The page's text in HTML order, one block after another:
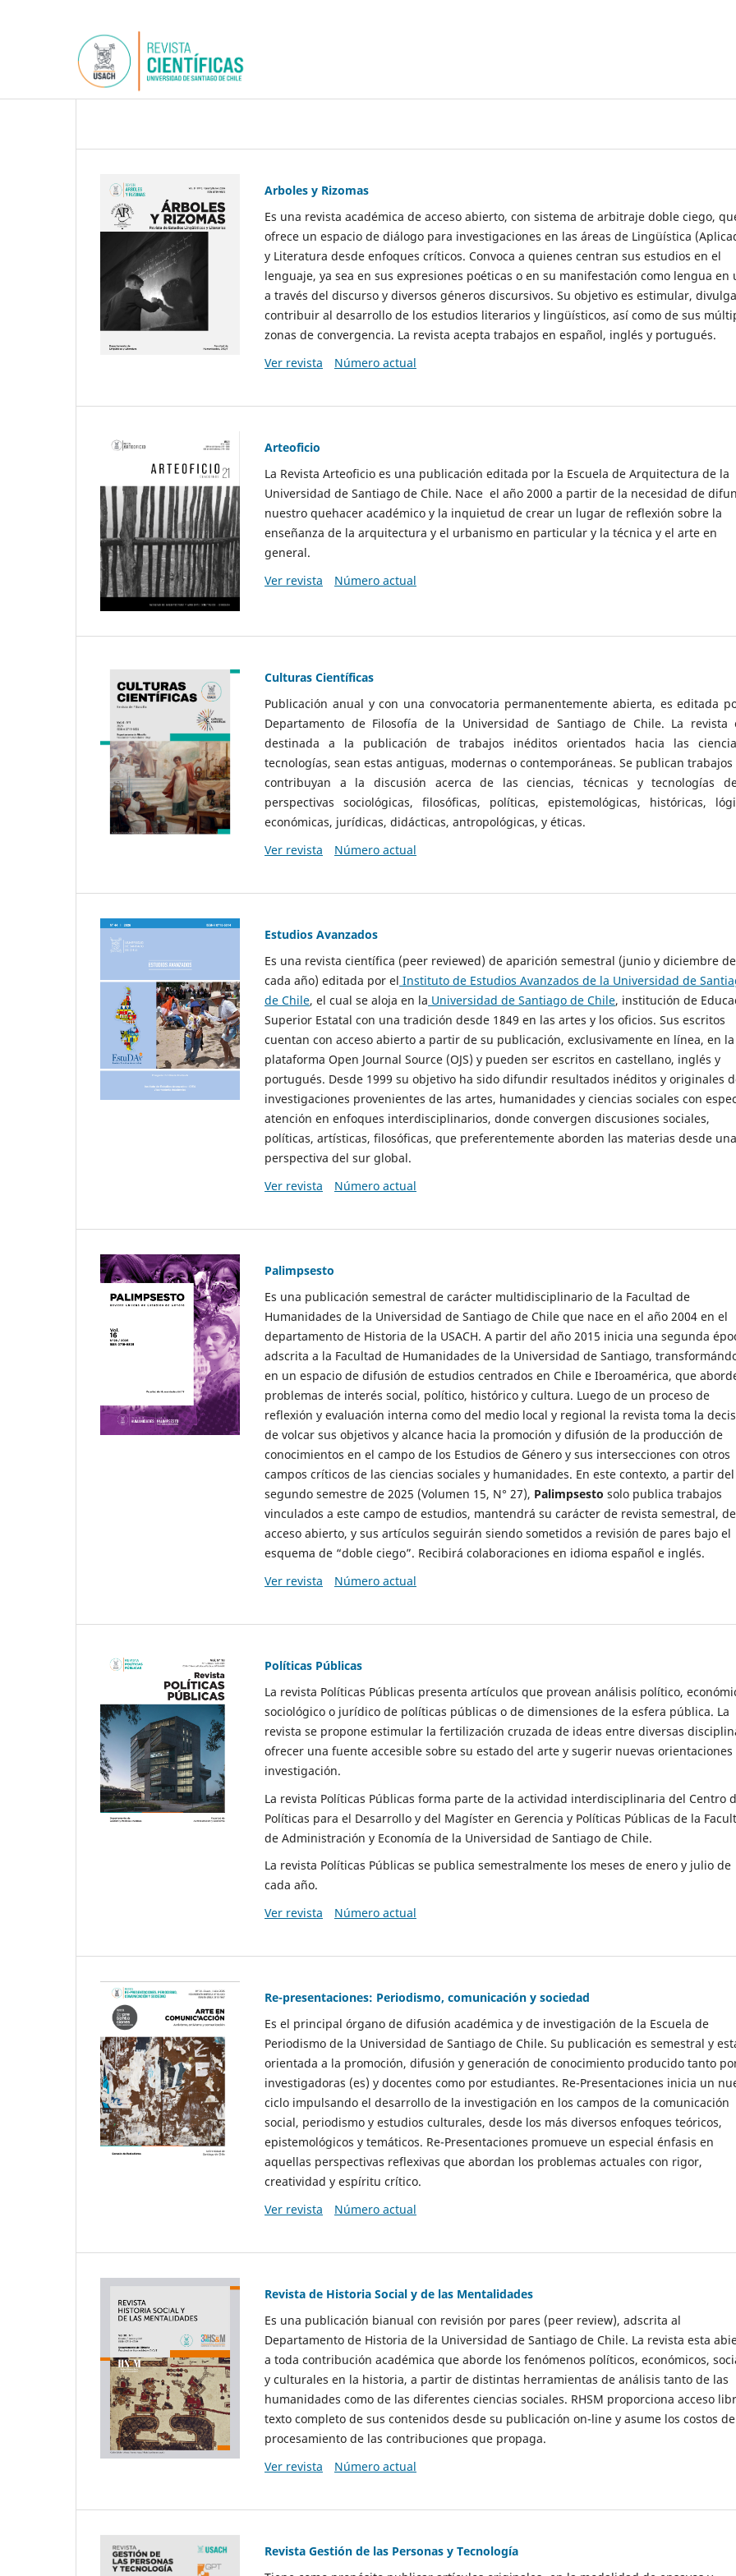
Arboles y Rizomas
Es una revista académica de acceso abierto, con sistema de arbitraje doble ciego,
ofrece un espacio de diálogo para investigaciones en las áreas de Lingüística
y Literatura desde enfoques críticos. Convoca a quienes centran sus estudios en el
lenguaje, ya sea en sus expresiones poéticas o en su manifestación como lengua en
a través del discurso y diversos géneros discursivos. Su objetivo es estimular,
contribuir al desarrollo de los estudios literarios y lingüísticos, así como de sus
zonas de convergencia. La revista acepta trabajos en español, inglés y portugués.
Ver revista
Número actual
Arteoficio
La Revista Arteoficio es una publicación editada por la Escuela de Arquitectura de la
Universidad de Santiago de Chile. Nace el año 2000 a partir de la necesidad de
nuestro quehacer académico y la inquietud de crear un lugar de reflexión sobre la
enseñanza de la arquitectura y el urbanismo en particular y la técnica y el arte en
general.
Ver revista
Número actual
Culturas Científicas
Publicación anual y con una convocatoria permanentemente abierta, es editada
Departamento de Filosofía de la Universidad de Santiago de Chile. La revista
destinada a la publicación de trabajos inéditos orientados hacia las
tecnologías, sean estas antiguas, modernas o contemporáneas. Se publican
contribuyan a la discusión acerca de las ciencias, técnicas y tecnologías
perspectivas sociológicas, filosóficas, políticas, epistemológicas, históricas,
económicas, jurídicas, didácticas, antropológicas, y éticas.
Ver revista
Número actual
Estudios Avanzados
Es una revista científica (peer reviewed) de aparición semestral (junio y diciembre de
cada año) editada por el Instituto de Estudios Avanzados de la Universidad de
de Chile, el cual se aloja en la Universidad de Santiago de Chile, institución de
Superior Estatal con una tradición desde 1849 en las artes y los oficios. Sus escritos
cuentan con acceso abierto a partir de su publicación, exclusivamente en línea, en la
plataforma Open Journal Source (OJS) y pueden ser escritos en castellano, inglés y
portugués. Desde 1999 su objetivo ha sido difundir resultados inéditos y originales
investigaciones provenientes de las artes, humanidades y ciencias sociales con
atención en enfoques interdisciplinarios, donde convergen discusiones sociales,
políticas, artísticas, filosóficas, que preferentemente aborden las materias desde una
perspectiva del sur global.
Ver revista
Número actual
Palimpsesto
Es una publicación semestral de carácter multidisciplinario de la Facultad de
Humanidades de la Universidad de Santiago de Chile que nace en el año 2004 en el
departamento de Historia de la USACH. A partir del año 2015 inicia una segunda
adscrita a la Facultad de Humanidades de la Universidad de Santiago,
en un espacio de difusión de estudios centrados en Chile e Iberoamérica, que
problemas de interés social, político, histórico y cultura. Luego de un proceso de
reflexión y evaluación interna como del medio local y regional la revista toma la
de volcar sus objetivos y alcance hacia la promoción y difusión de la producción de
conocimientos en el campo de los Estudios de Género y sus intersecciones con otros
campos críticos de las ciencias sociales y humanidades. En este contexto, a partir del
segundo semestre de 2025 (Volumen 15, N° 27), Palimpsesto solo publica trabajos
vinculados a este campo de estudios, mantendrá su carácter de revista semestral, de
acceso abierto, y sus artículos seguirán siendo sometidos a revisión de pares bajo el
esquema de “doble ciego”. Recibirá colaboraciones en idioma español e inglés.
Ver revista
Número actual
Políticas Públicas
La revista Políticas Públicas presenta artículos que provean análisis político,
sociológico o jurídico de políticas públicas o de dimensiones de la esfera pública. La
revista se propone estimular la fertilización cruzada de ideas entre diversas
ofrecer una fuente accesible sobre su estado del arte y sugerir nuevas orientaciones
investigación.
La revista Políticas Públicas forma parte de la actividad interdisciplinaria del Centro
Políticas para el Desarrollo y del Magíster en Gerencia y Políticas Públicas de la
de Administración y Economía de la Universidad de Santiago de Chile.
La revista Políticas Públicas se publica semestralmente los meses de enero y julio de
cada año.
Ver revista
Número actual
Re-presentaciones: Periodismo, comunicación y sociedad
Es el principal órgano de difusión académica y de investigación de la Escuela de
Periodismo de la Universidad de Santiago de Chile. Su publicación es semestral y
orientada a la promoción, difusión y generación de conocimiento producido tanto
investigadoras (es) y docentes como por estudiantes. Re-Presentaciones inicia un
ciclo impulsando el desarrollo de la investigación en los campos de la comunicación
social, periodismo y estudios culturales, desde los más diversos enfoques teóricos,
epistemológicos y temáticos. Re-Presentaciones promueve un especial énfasis en
aquellas perspectivas reflexivas que abordan los problemas actuales con rigor,
creatividad y espíritu crítico.
Ver revista
Número actual
Revista de Historia Social y de las Mentalidades
Es una publicación bianual con revisión por pares (peer review), adscrita al
Departamento de Historia de la Universidad de Santiago de Chile. La revista esta
a toda contribución académica que aborde los fenómenos políticos, económicos,
y culturales en la historia, a partir de distintas herramientas de análisis tanto de las
humanidades como de las diferentes ciencias sociales. RHSM proporciona acceso
texto completo de sus contenidos desde su publicación on-line y asume los costos de
procesamiento de las contribuciones que propaga.
Ver revista
Número actual
Revista Gestión de las Personas y Tecnología